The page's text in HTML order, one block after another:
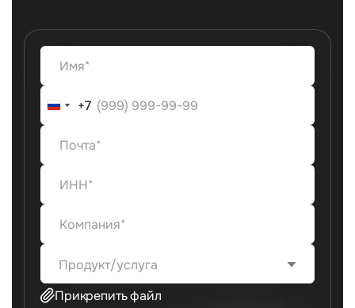
+7
+7
Продукт/услуга
Прикрепить файл